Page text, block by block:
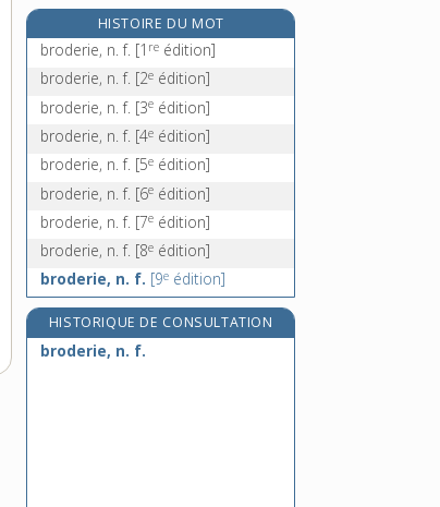
brome [I], n. m.
brome [II], n. m.
broméliacées, n. f. pl.
HISTOIRE DU MOT
broderie, n. f. [1 re édition]
broderie, n. f. [2e édition]
broderie, n. f. [3e édition]
broderie, n. f. [4e édition]
broderie, n. f. [5e édition]
broderie, n. f. [6e édition]
broderie, n. f. [7e édition]
broderie, n. f. [8e édition]
broderie, n. f. [9e édition]
HISTORIQUE DE CONSULTATION
broderie, n. f.